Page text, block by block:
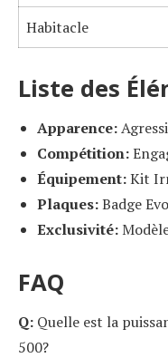
Habitacle
Liste des
Apparence:
Compétition:
Équipement:Kit
Plaques:Badge
Exclusivité:
FAQ
Q: Quelle est la
500?